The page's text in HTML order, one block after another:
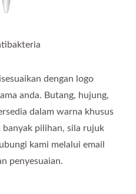
dengan logo
anda. Butang, hujung,
dalam warna khusus
pilihan, sila rujuk
kami melalui email
penyesuaian.